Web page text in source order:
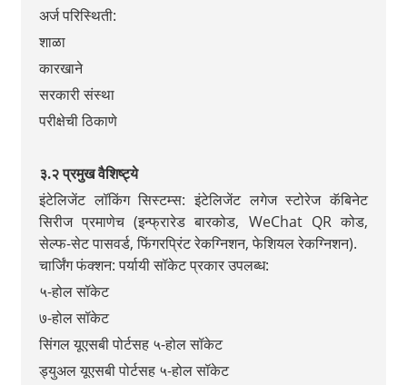
अर्ज परिस्थिती:
शाळा
कारखाने
सरकारी संस्था
परीक्षेची ठिकाणे
३.२ प्रमुख वैशिष्ट्ये
इंटेलिजेंट लॉकिंग सिस्टम्स: इंटेलिजेंट लगेज स्टोरेज कॅबिनेट
सिरीज प्रमाणेच (इन्फ्रारेड बारकोड, WeChat QR कोड,
सेल्फ-सेट पासवर्ड, फिंगरप्रिंट रेकग्निशन, फेशियल रेकग्निशन).
चार्जिंग फंक्शन: पर्यायी सॉकेट प्रकार उपलब्ध:
५-होल सॉकेट
७-होल सॉकेट
सिंगल यूएसबी पोर्टसह ५-होल सॉकेट
ड्युअल यूएसबी पोर्टसह ५-होल सॉकेट